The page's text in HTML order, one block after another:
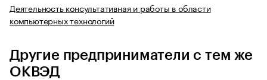
Деятельность консультативная и работы в области
компьютерных технологий
Другие предприниматели с тем же
ОКВЭД